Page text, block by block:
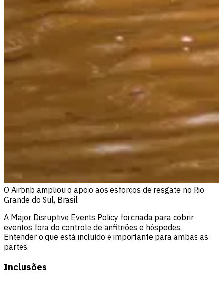
O Airbnb ampliou o apoio aos esforços de resgate no Rio
Grande do Sul, Brasil
A Major Disruptive Events Policy foi criada para cobrir
eventos fora do controle de anfitriões e hóspedes.
Entender o que está incluído é importante para ambas as
partes.
Inclusões